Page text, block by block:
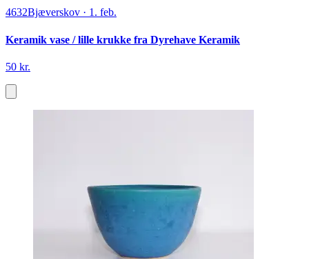
4632Bjæverskov · 1. feb.
Keramik vase / lille krukke fra Dyrehave Keramik
50 kr.